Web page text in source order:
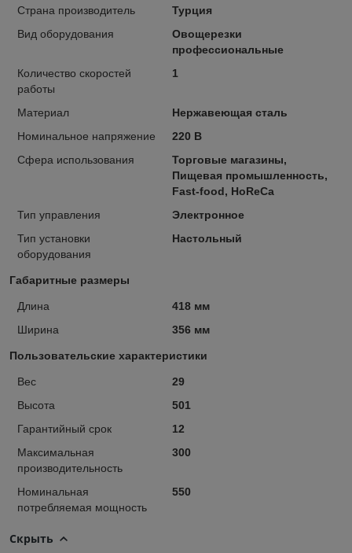
Страна производитель
Турция
Вид оборудования
Овощерезки
профессиональные
Количество скоростей
работы
1
Материал
Нержавеющая сталь
Номинальное напряжение
220 В
Сфера использования
Торговые магазины,
Пищевая промышленность,
Fast-food, HoReCa
Тип управления
Электронное
Тип установки
оборудования
Настольный
Габаритные размеры
Длина
418 мм
Ширина
356 мм
Пользовательские характеристики
Вес
29
Высота
501
Гарантийный срок
12
Максимальная
производительность
300
Номинальная
потребляемая мощность
550
Скрыть